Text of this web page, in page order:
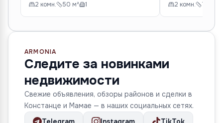
2 комн.
50 м² 1
2 комн.
70 м²
ARMONIA
Следите за новинками
недвижимости
Свежие объявления, обзоры районов и сделки в
Констанце и Мамае — в наших социальных сетях.